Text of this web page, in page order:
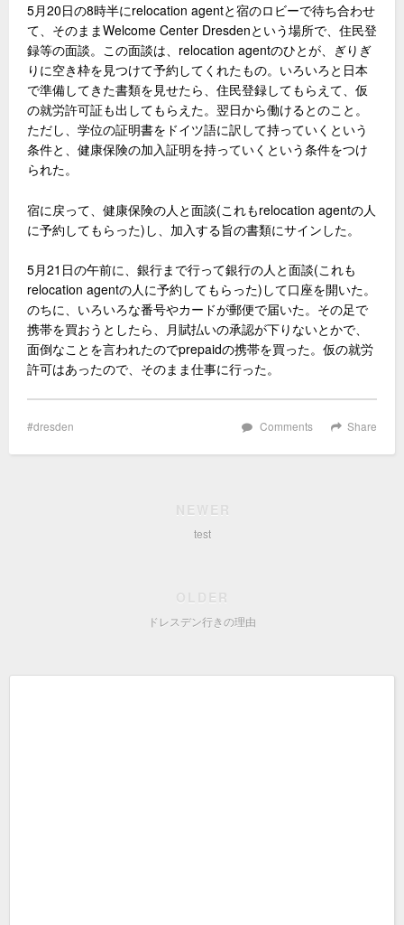
5月20日の8時半にrelocation agentと宿のロビーで待ち合わせ
て、そのままWelcome Center Dresdenという場所で、住民登
録等の面談。この面談は、relocation agentのひとが、ぎりぎ
りに空き枠を見つけて予約してくれたもの。いろいろと日本
で準備してきた書類を見せたら、住民登録してもらえて、仮
の就労許可証も出してもらえた。翌日から働けるとのこと。
ただし、学位の証明書をドイツ語に訳して持っていくという
条件と、健康保険の加入証明を持っていくという条件をつけ
られた。
宿に戻って、健康保険の人と面談(これもrelocation agentの人
に予約してもらった)し、加入する旨の書類にサインした。
5月21日の午前に、銀行まで行って銀行の人と面談(これも
relocation agentの人に予約してもらった)して口座を開いた。
のちに、いろいろな番号やカードが郵便で届いた。その足で
携帯を買おうとしたら、月賦払いの承認が下りないとかで、
面倒なことを言われたのでprepaidの携帯を買った。仮の就労
許可はあったので、そのまま仕事に行った。
Share
Comments
dresden
NEWER
test
OLDER
ドレスデン行きの理由